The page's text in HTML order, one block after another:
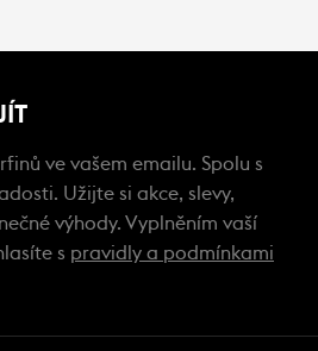
ve vašem emailu. Spolu s
Užijte si akce, slevy,
výhody. Vyplněním vaší
s pravidly a podmínkami